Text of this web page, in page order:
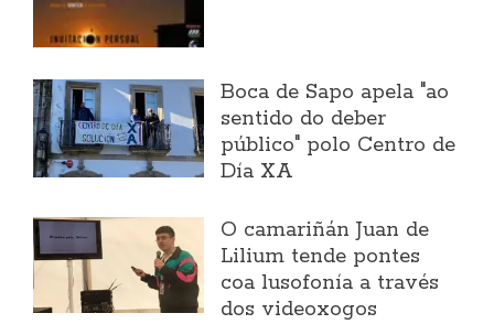
Boca de Sapo apela "ao
sentido do deber
público" polo Centro de
Día XA
O camariñán Juan de
Lilium tende pontes
coa lusofonía a través
dos videoxogos